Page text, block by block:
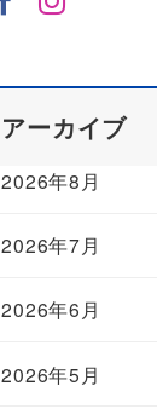
アーカイブ
2026年8月
2026年7月
2026年6月
2026年5月